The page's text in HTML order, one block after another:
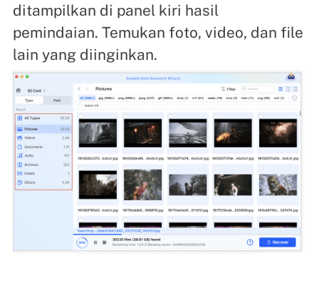
ditampilkan di panel kiri hasil
pemindaian. Temukan foto, video, dan file
lain yang diinginkan.